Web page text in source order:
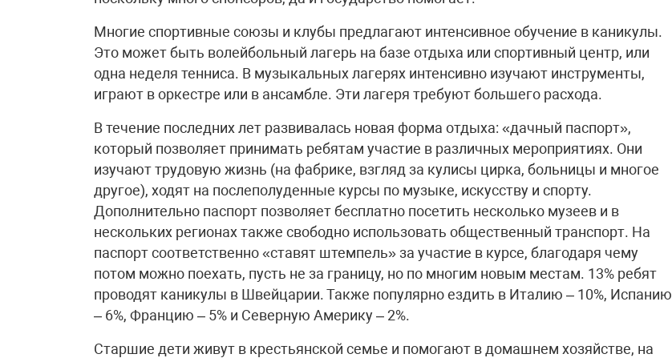
Многие спортивные союзы и клубы предлагают интенсивное обучение в каникулы.
Это может быть волейбольный лагерь на базе отдыха или спортивный центр, или
одна неделя тенниса. В музыкальных лагерях интенсивно изучают инструменты,
играют в оркестре или в ансамбле. Эти лагеря требуют большего расхода.
В течение последних лет развивалась новая форма отдыха: «дачный паспорт»,
который позволяет принимать ребятам участие в различных мероприятиях. Они
изучают трудовую жизнь (на фабрике, взгляд за кулисы цирка, больницы и многое
другое), ходят на послеполуденные курсы по музыке, искусству и спорту.
Дополнительно паспорт позволяет бесплатно посетить несколько музеев и в
нескольких регионах также свободно использовать общественный транспорт. На
паспорт соответственно «ставят штемпель» за участие в курсе, благодаря чему
потом можно поехать, пусть не за границу, но по многим новым местам. 13% ребят
проводят каникулы в Швейцарии. Также популярно ездить в Италию – 10%, Испанию
– 6%, Францию – 5% и Северную Америку – 2%.
Старшие дети живут в крестьянской семье и помогают в домашнем хозяйстве, на